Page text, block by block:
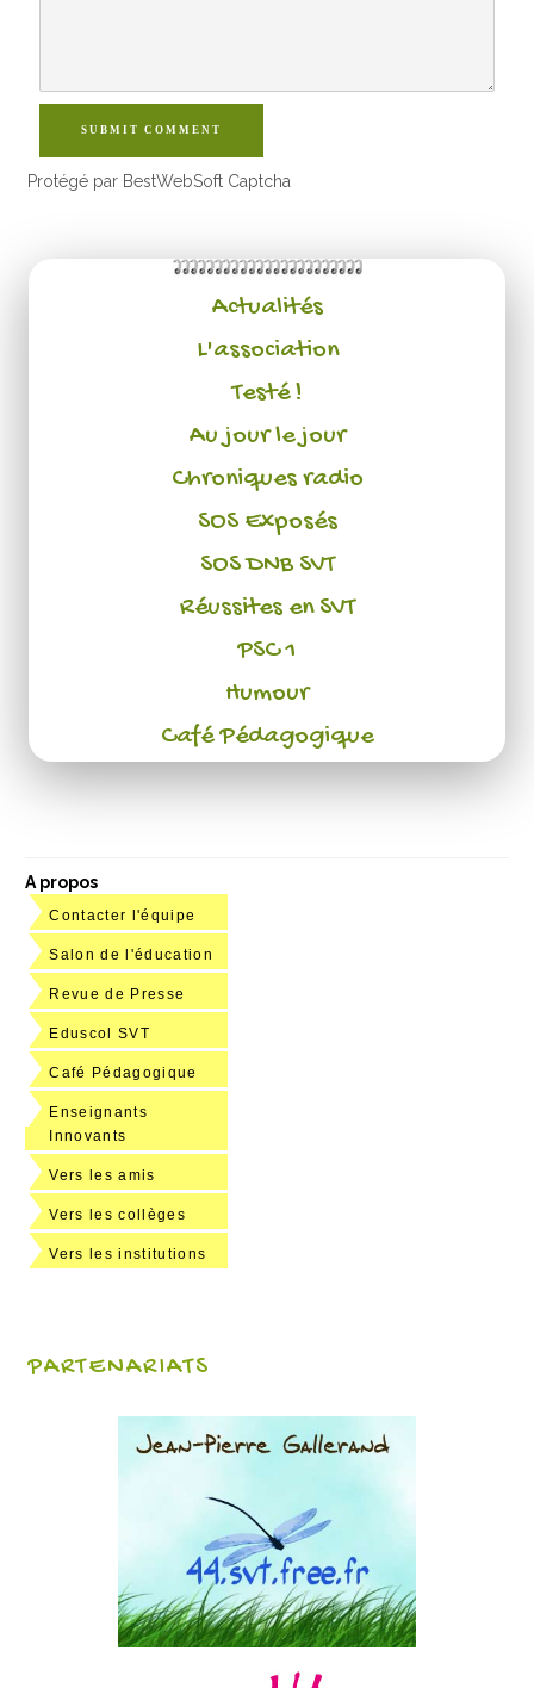
SUBMIT COMMENT
Protégé par BestWebSoft Captcha
Actualités
L'association
Testé !
Au jour le jour
Chroniques radio
SOS Exposés
SOS DNB SVT
Réussites en SVT
PSC 1
Humour
Café Pédagogique
A propos
Contacter l'équipe
Salon de l'éducation
Revue de Presse
Eduscol SVT
Café Pédagogique
Enseignants
Innovants
Vers les amis
Vers les collèges
Vers les institutions
PARTENARIATS